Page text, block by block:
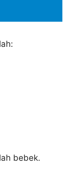
bebek.